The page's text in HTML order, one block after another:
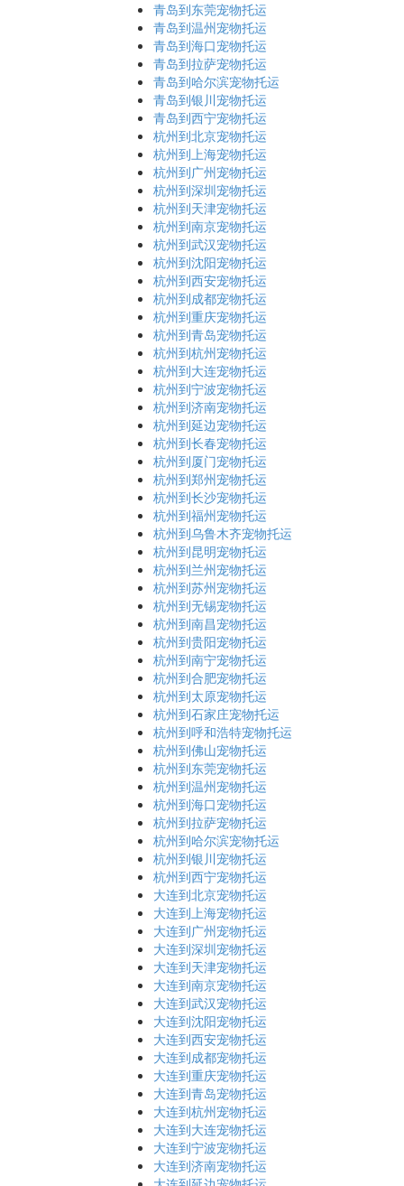
青岛到东莞宠物托运
青岛到温州宠物托运
青岛到海口宠物托运
青岛到拉萨宠物托运
青岛到哈尔滨宠物托运
青岛到银川宠物托运
青岛到西宁宠物托运
杭州到北京宠物托运
杭州到上海宠物托运
杭州到广州宠物托运
杭州到深圳宠物托运
杭州到天津宠物托运
杭州到南京宠物托运
杭州到武汉宠物托运
杭州到沈阳宠物托运
杭州到西安宠物托运
杭州到成都宠物托运
杭州到重庆宠物托运
杭州到青岛宠物托运
杭州到杭州宠物托运
杭州到大连宠物托运
杭州到宁波宠物托运
杭州到济南宠物托运
杭州到延边宠物托运
杭州到长春宠物托运
杭州到厦门宠物托运
杭州到郑州宠物托运
杭州到长沙宠物托运
杭州到福州宠物托运
杭州到乌鲁木齐宠物托运
杭州到昆明宠物托运
杭州到兰州宠物托运
杭州到苏州宠物托运
杭州到无锡宠物托运
杭州到南昌宠物托运
杭州到贵阳宠物托运
杭州到南宁宠物托运
杭州到合肥宠物托运
杭州到太原宠物托运
杭州到石家庄宠物托运
杭州到呼和浩特宠物托运
杭州到佛山宠物托运
杭州到东莞宠物托运
杭州到温州宠物托运
杭州到海口宠物托运
杭州到拉萨宠物托运
杭州到哈尔滨宠物托运
杭州到银川宠物托运
杭州到西宁宠物托运
大连到北京宠物托运
大连到上海宠物托运
大连到广州宠物托运
大连到深圳宠物托运
大连到天津宠物托运
大连到南京宠物托运
大连到武汉宠物托运
大连到沈阳宠物托运
大连到西安宠物托运
大连到成都宠物托运
大连到重庆宠物托运
大连到青岛宠物托运
大连到杭州宠物托运
大连到大连宠物托运
大连到宁波宠物托运
大连到济南宠物托运